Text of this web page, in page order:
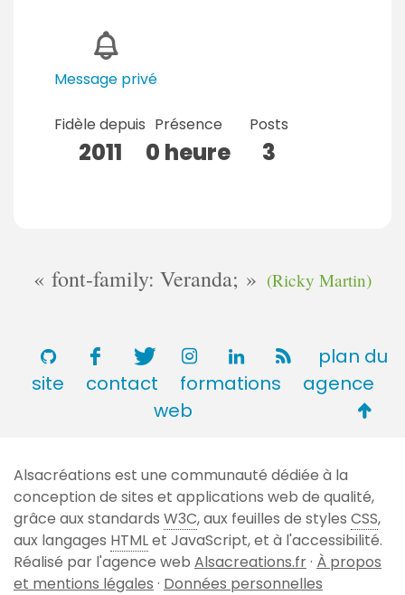
Message privé
Fidèle depuis
2011
Présence
0 heure
Posts
3
font-family: Veranda; (Ricky Martin)
plan du
site
contact formations
agence
web
de
page
Alsacréations est une communauté dédiée à la
conception de sites et applications web de qualité,
grâce aux standards W3C, aux feuilles de styles CSS,
aux langages HTMLet JavaScript, et à l'accessibilité.
Réalisé par l'agence web Alsacreations.fr· À propos
et mentions légales · Données personnelles